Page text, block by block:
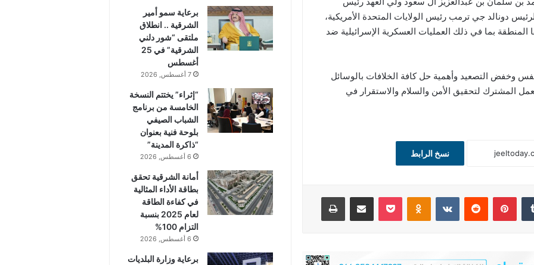
دونالد جي ترمب رئيس الولايات المتحدة الأمريكية،
بما في ذلك العمليات العسكرية الإسرائيلية ضد
وخفض التصعيد وأهمية حل كافة الخلافات بالوسائل
المشترك لتحقيق الأمن والسلام والاستقرار في
نسخ الرابط
بينتيريست ‏VKontakte
برعاية سمو أمير
الشرقية .. انطلاق
ملتقى “شور دلني
الشرقية” في 25
أغسطس
7 أغسطس, 2026
“إثراء” يختتم النسخة
الخامسة من برنامج
الشباب الصيفي
بلوحة فنية بعنوان
“ذاكرة المدينة”
6 أغسطس, 2026
أمانة الشرقية تحقق
بطاقة الأداء المثالية
في كفاءة الطاقة
لعام 2025 بنسبة
التزام 100%
6 أغسطس, 2026
برعاية وزارة البلديات